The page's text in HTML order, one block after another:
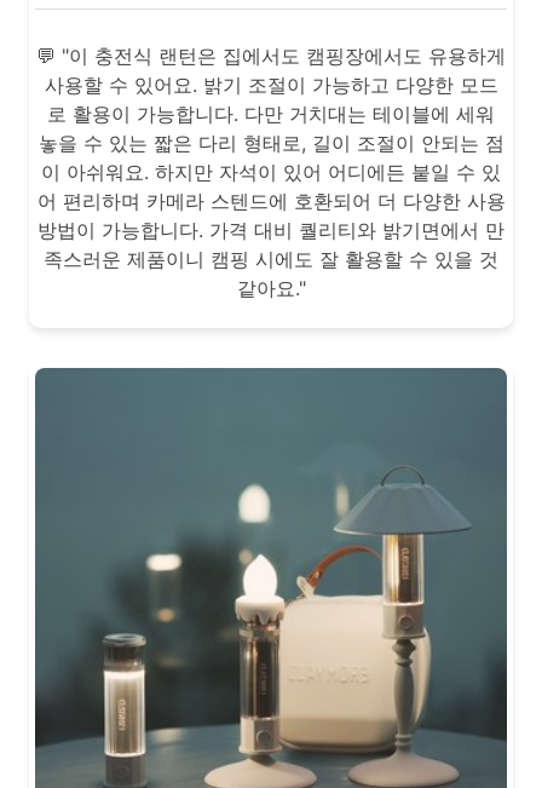
💬 "이 충전식 랜턴은 집에서도 캠핑장에서도 유용하게
사용할 수 있어요. 밝기 조절이 가능하고 다양한 모드
로 활용이 가능합니다. 다만 거치대는 테이블에 세워
놓을 수 있는 짧은 다리 형태로, 길이 조절이 안되는 점
이 아쉬워요. 하지만 자석이 있어 어디에든 붙일 수 있
어 편리하며 카메라 스텐드에 호환되어 더 다양한 사용
방법이 가능합니다. 가격 대비 퀄리티와 밝기면에서 만
족스러운 제품이니 캠핑 시에도 잘 활용할 수 있을 것
같아요."